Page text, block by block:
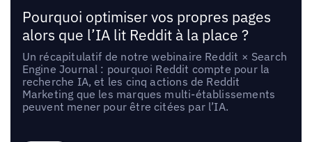
Pourquoi optimiser vos propres pages
alors que l’IA lit Reddit à la place ?
Un récapitulatif de notre webinaire Reddit × Search
Engine Journal : pourquoi Reddit compte pour la
recherche IA, et les cinq actions de Reddit
Marketing que les marques multi-établissements
peuvent mener pour être citées par l’IA.